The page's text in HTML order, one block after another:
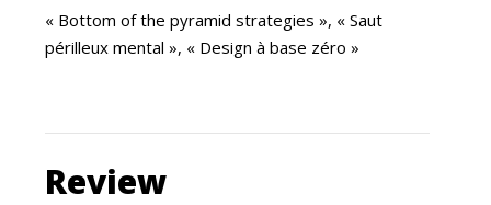
« Bottom of the pyramid strategies », « Saut
périlleux mental », « Design à base zéro »
Review